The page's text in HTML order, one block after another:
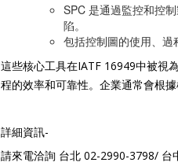
SPC 是通過監控和控
陷。
包括控制圖的使用、過
這些核心工具在IATF 16949中被視
程的效率和可靠性。企業通常會根
詳細資訊-
請來電洽詢 台北 02-2990-3798/